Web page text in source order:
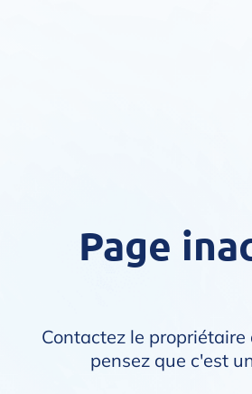
Page
Contactez le propriétaire
pensez que c'est